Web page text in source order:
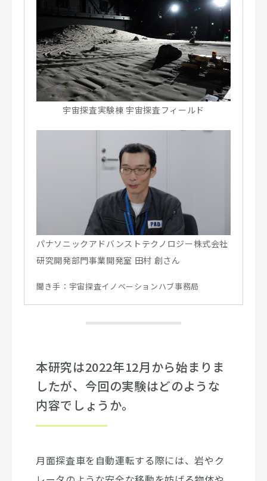
宇宙探査実験棟 宇宙探査フィールド
パナソニックアドバンストテクノロジー株式会社
研究開発部門事業開発室 田村 創さん
聞き手：宇宙探査イノベーションハブ事務局
本研究は2022年12月から始まりま
したが、今回の実験はどのような
内容でしょうか。
月面探査車を自動運転する際には、岩やク